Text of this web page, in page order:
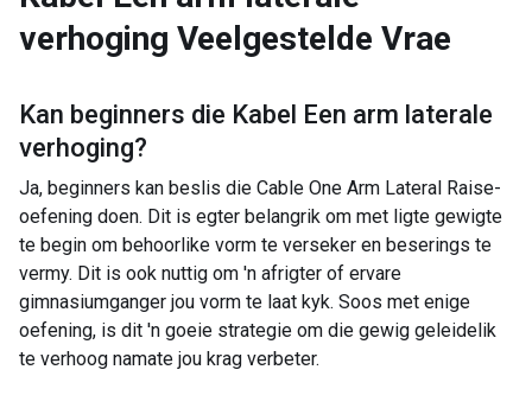
verhoging Veelgestelde Vrae
Kan beginners die Kabel Een arm laterale
verhoging?
Ja, beginners kan beslis die Cable One Arm Lateral Raise-
oefening doen. Dit is egter belangrik om met ligte gewigte
te begin om behoorlike vorm te verseker en beserings te
vermy. Dit is ook nuttig om 'n afrigter of ervare
gimnasiumganger jou vorm te laat kyk. Soos met enige
oefening, is dit 'n goeie strategie om die gewig geleidelik
te verhoog namate jou krag verbeter.